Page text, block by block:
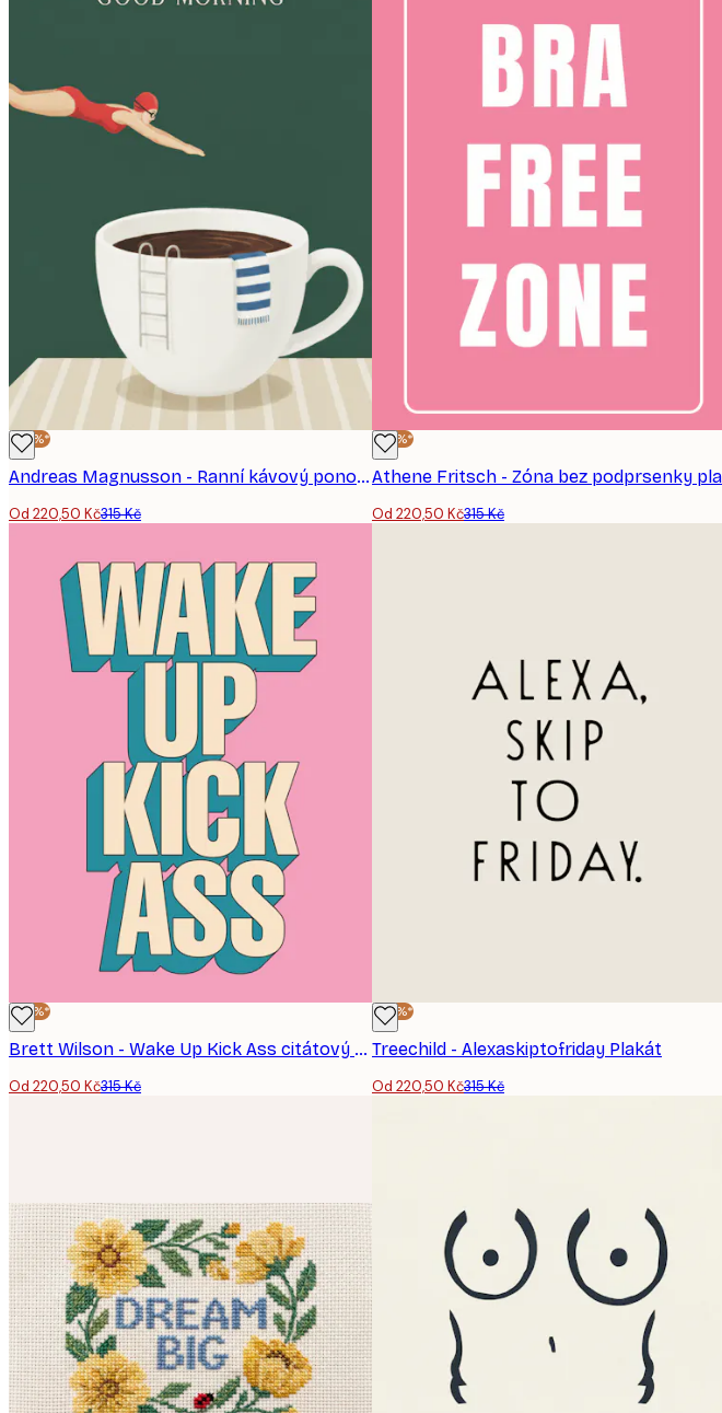
-30%*
Andreas Magnusson - Ranní kávový ponor Plakát
Od 220,50 Kč315 Kč
-30%*
Od 220,50 Kč315 Kč
-30%*
Brett Wilson - Wake Up Kick Ass citátový Plakát
Od 220,50 Kč315 Kč
-30%*
Treechild - Alexaskiptofriday Plakát
Od 220,50 Kč315 Kč